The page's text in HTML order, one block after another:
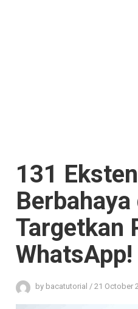
131
Targetkan
WhatsApp!
by bacatutorial / 21 October